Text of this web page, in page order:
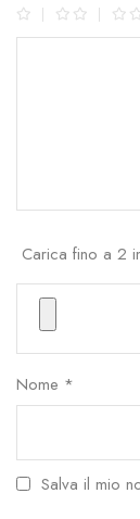
Carica fino a 2
Nome *
Salva il mio